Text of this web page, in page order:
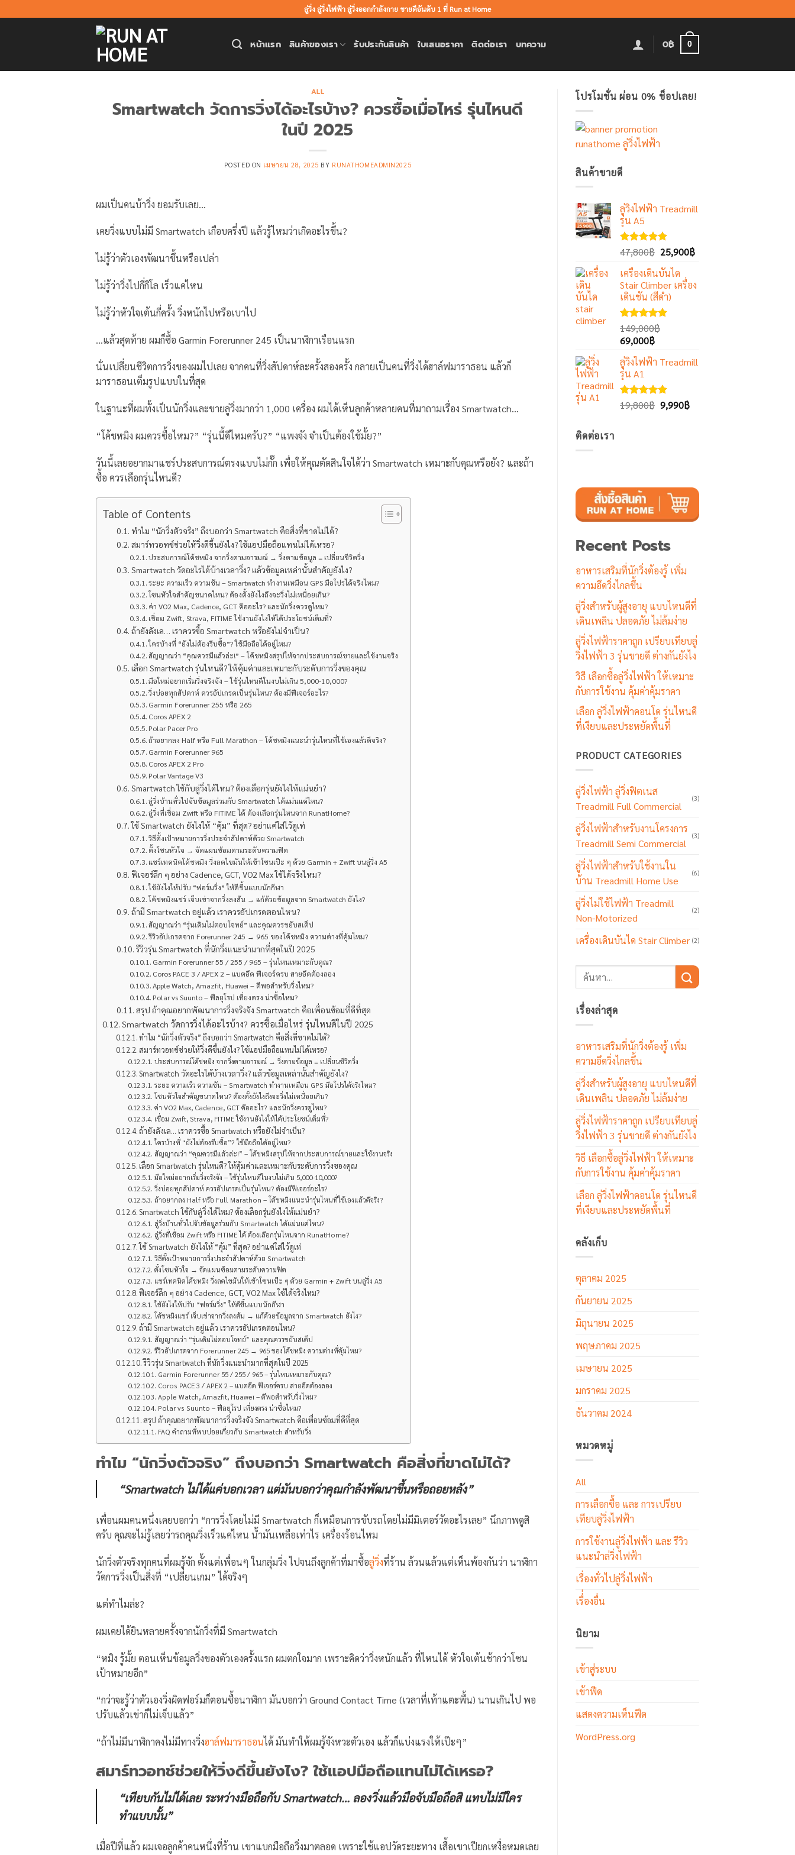
ไป
ลู่วิ่ง ลู่วิ่งไฟฟ้า ลู่วิ่งออกกำลังกาย ขายดีอันดับ 1 ที่ Run at Home
หน้าแรก สินค้าของเรา รับประกันสินค้า ใบเสนอราคา ติดต่อเรา บทความ 0฿ 0
ALL
Smartwatch วัดการวิ่งได้อะไรบ้าง? ควรซื้อเมื่อไหร่ รุ่นไหนดี
ในปี 2025
POSTED ON เมษายน 28, 2025 BY RUNATHOMEADMIN2025
ผมเป็นคนบ้าวิ่ง ยอมรับเลย…
เคยวิ่งแบบไม่มี Smartwatch เกือบครึ่งปี แล้วรู้ไหมว่าเกิดอะไรขึ้น?
ไม่รู้ว่าตัวเองพัฒนาขึ้นหรือเปล่า
ไม่รู้ว่าวิ่งไปกี่กิโล เร็วแค่ไหน
ไม่รู้ว่าหัวใจเต้นกี่ครั้ง วิ่งหนักไปหรือเบาไป
…แล้วสุดท้าย ผมก็ซื้อ Garmin Forerunner 245 เป็นนาฬิกาเรือนแรก
นั่นเปลี่ยนชีวิตการวิ่งของผมไปเลย จากคนที่วิ่งสัปดาห์ละครั้งสองครั้ง กลายเป็นคนที่วิ่งได้ฮาล์ฟมาราธอน แล้วก็
มาราธอนเต็มรูปแบบในที่สุด
ในฐานะที่ผมทั้งเป็นนักวิ่งและขายลู่วิ่งมากว่า 1,000 เครื่อง ผมได้เห็นลูกค้าหลายคนที่มาถามเรื่อง Smartwatch…
“โค้ชหมิง ผมควรซื้อไหม?” “รุ่นนี้ดีไหมครับ?” “แพงจัง จำเป็นต้องใช้มั้ย?”
วันนี้เลยอยากมาแชร์ประสบการณ์ตรงแบบไม่กั๊ก เพื่อให้คุณตัดสินใจได้ว่า Smartwatch เหมาะกับคุณหรือยัง? และถ้า
ซื้อ ควรเลือกรุ่นไหนดี?
Table of Contents
ทำไม “นักวิ่งตัวจริง” ถึงบอกว่า Smartwatch คือสิ่งที่ขาดไม่ได้?
สมาร์ทวอทช์ช่วยให้วิ่งดีขึ้นยังไง? ใช้แอปมือถือแทนไม่ได้เหรอ?
ประสบการณ์โค้ชหมิง จากวิ่งตามอารมณ์ → วิ่งตามข้อมูล = เปลี่ยนชีวิตวิ่ง
Smartwatch วัดอะไรได้บ้างเวลาวิ่ง? แล้วข้อมูลเหล่านั้นสำคัญยังไง?
ระยะ ความเร็ว ความชัน – Smartwatch ทำงานเหมือน GPS มือโปรได้จริงไหม?
โซนหัวใจสำคัญขนาดไหน? ต้องตั้งยังไงถึงจะวิ่งไม่เหนื่อยเกิน?
ค่า VO2 Max, Cadence, GCT คืออะไร? และนักวิ่งควรดูไหม?
เชื่อม Zwift, Strava, FITIME ใช้งานยังไงให้ได้ประโยชน์เต็มที่?
ถ้ายังลังเล… เราควรซื้อ Smartwatch หรือยังไม่จำเป็น?
ใครบ้างที่ “ยังไม่ต้องรีบซื้อ”? ใช้มือถือได้อยู่ไหม?
สัญญาณว่า “คุณควรมีแล้วล่ะ!” – โค้ชหมิงสรุปให้จากประสบการณ์ขายและใช้งานจริง
เลือก Smartwatch รุ่นไหนดี? ให้คุ้มค่าและเหมาะกับระดับการวิ่งของคุณ
มือใหม่อยากเริ่มวิ่งจริงจัง – ใช้รุ่นไหนดีในงบไม่เกิน 5,000-10,000?
วิ่งบ่อยทุกสัปดาห์ ควรอัปเกรดเป็นรุ่นไหน? ต้องมีฟีเจอร์อะไร?
Garmin Forerunner 255 หรือ 265
Coros APEX 2
Polar Pacer Pro
ถ้าอยากลง Half หรือ Full Marathon – โค้ชหมิงแนะนำรุ่นไหนที่ใช้เองแล้วดีจริง?
Garmin Forerunner 965
Coros APEX 2 Pro
Polar Vantage V3
Smartwatch ใช้กับลู่วิ่งได้ไหม? ต้องเลือกรุ่นยังไงให้แม่นยำ?
ลู่วิ่งบ้านทั่วไปจับข้อมูลร่วมกับ Smartwatch ได้แม่นแค่ไหน?
ลู่วิ่งที่เชื่อม Zwift หรือ FITIME ได้ ต้องเลือกรุ่นไหนจาก RunatHome?
ใช้ Smartwatch ยังไงให้ “คุ้ม” ที่สุด? อย่าแค่ใส่ไว้ดูเท่
วิธีตั้งเป้าหมายการวิ่งประจำสัปดาห์ด้วย Smartwatch
ตั้งโซนหัวใจ → จัดแผนซ้อมตามระดับความฟิต
แชร์เทคนิคโค้ชหมิง วิ่งลดไขมันให้เข้าโซนเป๊ะ ๆ ด้วย Garmin + Zwift บนลู่วิ่ง A5
ฟีเจอร์ลึก ๆ อย่าง Cadence, GCT, VO2 Max ใช้ได้จริงไหม?
ใช้ยังไงให้ปรับ “ฟอร์มวิ่ง” ให้ดีขึ้นแบบนักกีฬา
โค้ชหมิงแชร์ เจ็บเข่าจากวิ่งลงส้น → แก้ด้วยข้อมูลจาก Smartwatch ยังไง?
ถ้ามี Smartwatch อยู่แล้ว เราควรอัปเกรดตอนไหน?
สัญญาณว่า “รุ่นเดิมไม่ตอบโจทย์” และคุณควรขยับสเต็ป
รีวิวอัปเกรดจาก Forerunner 245 → 965 ของโค้ชหมิง ความต่างที่คุ้มไหม?
รีวิวรุ่น Smartwatch ที่นักวิ่งแนะนำมากที่สุดในปี 2025
Garmin Forerunner 55 / 255 / 965 – รุ่นไหนเหมาะกับคุณ?
Coros PACE 3 / APEX 2 – แบตอึด ฟีเจอร์ครบ สายอึดต้องลอง
Apple Watch, Amazfit, Huawei – ดีพอสำหรับวิ่งไหม?
Polar vs Suunto – ฟีลยุโรป เที่ยงตรง น่าซื้อไหม?
สรุป ถ้าคุณอยากพัฒนาการวิ่งจริงจัง Smartwatch คือเพื่อนซ้อมที่ดีที่สุด
Smartwatch วัดการวิ่งได้อะไรบ้าง? ควรซื้อเมื่อไหร่ รุ่นไหนดีในปี 2025
ทำไม “นักวิ่งตัวจริง” ถึงบอกว่า Smartwatch คือสิ่งที่ขาดไม่ได้?
สมาร์ทวอทช์ช่วยให้วิ่งดีขึ้นยังไง? ใช้แอปมือถือแทนไม่ได้เหรอ?
ประสบการณ์โค้ชหมิง จากวิ่งตามอารมณ์ → วิ่งตามข้อมูล = เปลี่ยนชีวิตวิ่ง
Smartwatch วัดอะไรได้บ้างเวลาวิ่ง? แล้วข้อมูลเหล่านั้นสำคัญยังไง?
ระยะ ความเร็ว ความชัน – Smartwatch ทำงานเหมือน GPS มือโปรได้จริงไหม?
โซนหัวใจสำคัญขนาดไหน? ต้องตั้งยังไงถึงจะวิ่งไม่เหนื่อยเกิน?
ค่า VO2 Max, Cadence, GCT คืออะไร? และนักวิ่งควรดูไหม?
เชื่อม Zwift, Strava, FITIME ใช้งานยังไงให้ได้ประโยชน์เต็มที่?
ถ้ายังลังเล… เราควรซื้อ Smartwatch หรือยังไม่จำเป็น?
ใครบ้างที่ “ยังไม่ต้องรีบซื้อ”? ใช้มือถือได้อยู่ไหม?
สัญญาณว่า “คุณควรมีแล้วล่ะ!” – โค้ชหมิงสรุปให้จากประสบการณ์ขายและใช้งานจริง
เลือก Smartwatch รุ่นไหนดี? ให้คุ้มค่าและเหมาะกับระดับการวิ่งของคุณ
มือใหม่อยากเริ่มวิ่งจริงจัง – ใช้รุ่นไหนดีในงบไม่เกิน 5,000-10,000?
วิ่งบ่อยทุกสัปดาห์ ควรอัปเกรดเป็นรุ่นไหน? ต้องมีฟีเจอร์อะไร?
ถ้าอยากลง Half หรือ Full Marathon – โค้ชหมิงแนะนำรุ่นไหนที่ใช้เองแล้วดีจริง?
Smartwatch ใช้กับลู่วิ่งได้ไหม? ต้องเลือกรุ่นยังไงให้แม่นยำ?
ลู่วิ่งบ้านทั่วไปจับข้อมูลร่วมกับ Smartwatch ได้แม่นแค่ไหน?
ลู่วิ่งที่เชื่อม Zwift หรือ FITIME ได้ ต้องเลือกรุ่นไหนจาก RunatHome?
ใช้ Smartwatch ยังไงให้ “คุ้ม” ที่สุด? อย่าแค่ใส่ไว้ดูเท่
วิธีตั้งเป้าหมายการวิ่งประจำสัปดาห์ด้วย Smartwatch
ตั้งโซนหัวใจ → จัดแผนซ้อมตามระดับความฟิต
แชร์เทคนิคโค้ชหมิง วิ่งลดไขมันให้เข้าโซนเป๊ะ ๆ ด้วย Garmin + Zwift บนลู่วิ่ง A5
ฟีเจอร์ลึก ๆ อย่าง Cadence, GCT, VO2 Max ใช้ได้จริงไหม?
ใช้ยังไงให้ปรับ “ฟอร์มวิ่ง” ให้ดีขึ้นแบบนักกีฬา
โค้ชหมิงแชร์ เจ็บเข่าจากวิ่งลงส้น → แก้ด้วยข้อมูลจาก Smartwatch ยังไง?
ถ้ามี Smartwatch อยู่แล้ว เราควรอัปเกรดตอนไหน?
สัญญาณว่า “รุ่นเดิมไม่ตอบโจทย์” และคุณควรขยับสเต็ป
รีวิวอัปเกรดจาก Forerunner 245 → 965 ของโค้ชหมิง ความต่างที่คุ้มไหม?
รีวิวรุ่น Smartwatch ที่นักวิ่งแนะนำมากที่สุดในปี 2025
Garmin Forerunner 55 / 255 / 965 – รุ่นไหนเหมาะกับคุณ?
Coros PACE 3 / APEX 2 – แบตอึด ฟีเจอร์ครบ สายอึดต้องลอง
Apple Watch, Amazfit, Huawei – ดีพอสำหรับวิ่งไหม?
Polar vs Suunto – ฟีลยุโรป เที่ยงตรง น่าซื้อไหม?
สรุป ถ้าคุณอยากพัฒนาการวิ่งจริงจัง Smartwatch คือเพื่อนซ้อมที่ดีที่สุด
FAQ คำถามที่พบบ่อยเกี่ยวกับ Smartwatch สำหรับวิ่ง
ทำไม “นักวิ่งตัวจริง” ถึงบอกว่า Smartwatch คือสิ่งที่ขาดไม่ได้?
“Smartwatch ไม่ได้แค่บอกเวลา แต่มันบอกว่าคุณกำลังพัฒนาขึ้นหรือถอยหลัง”
เพื่อนผมคนหนึ่งเคยบอกว่า “การวิ่งโดยไม่มี Smartwatch ก็เหมือนการขับรถโดยไม่มีมิเตอร์วัดอะไรเลย” นึกภาพดูสิ
ครับ คุณจะไม่รู้เลยว่ารถคุณวิ่งเร็วแค่ไหน น้ำมันเหลือเท่าไร เครื่องร้อนไหม
นักวิ่งตัวจริงทุกคนที่ผมรู้จัก ตั้งแต่เพื่อนๆ ในกลุ่มวิ่ง ไปจนถึงลูกค้าที่มาซื้อลู่วิ่งที่ร้าน ล้วนแล้วแต่เห็นพ้องกันว่า นาฬิกา
วัดการวิ่งเป็นสิ่งที่ “เปลี่ยนเกม” ได้จริงๆ
แต่ทำไมล่ะ?
ผมเคยได้ยินหลายครั้งจากนักวิ่งที่มี Smartwatch
“หมิง รู้มั้ย ตอนเห็นข้อมูลวิ่งของตัวเองครั้งแรก ผมตกใจมาก เพราะคิดว่าวิ่งหนักแล้ว ที่ไหนได้ หัวใจเต้นช้ากว่าโซน
เป้าหมายอีก”
“กว่าจะรู้ว่าตัวเองวิ่งผิดฟอร์มก็ตอนซื้อนาฬิกา มันบอกว่า Ground Contact Time (เวลาที่เท้าแตะพื้น) นานเกินไป พอ
ปรับแล้วเข่าก็ไม่เจ็บแล้ว”
“ถ้าไม่มีนาฬิกาคงไม่มีทางวิ่งฮาล์ฟมาราธอนได้ มันทำให้ผมรู้จังหวะตัวเอง แล้วก็แบ่งแรงให้เป๊ะๆ”
สมาร์ทวอทช์ช่วยให้วิ่งดีขึ้นยังไง? ใช้แอปมือถือแทนไม่ได้เหรอ?
“เทียบกันไม่ได้เลย ระหว่างมือถือกับ Smartwatch… ลองวิ่งแล้วมือจับมือถือสิ แทบไม่มีใคร
ทำแบบนั้น”
เมื่อปีที่แล้ว ผมเจอลูกค้าคนหนึ่งที่ร้าน เขาแบกมือถือวิ่งมาตลอด เพราะใช้แอปวัดระยะทาง เสื้อเขาเปียกเหงื่อหมดเลย
โปรโมชั่น ผ่อน 0% ช็อปเลย!
สินค้าขายดี
ลู่วิ่งไฟฟ้า Treadmill
รุ่น A5
ให้คะแนน
5.00
ตั้งแต่
1-5
คะแนน
47,800฿ Original
was:
47,800฿.
25,900฿Current
25,900฿.
เครื่องเดินบันได
Stair Climber เครื่อง
เดินชัน (สีดำ)
ให้คะแนน
5.00ตั้งแต่
1-5
คะแนน
149,000฿
Original
was:
149,000฿.
69,000฿Current
is:
ลู่วิ่งไฟฟ้า Treadmill
รุ่น A1
ให้คะแนน
5.00
ตั้งแต่
19,800฿ Original
9,990฿Current
ติดต่อเรา
Recent Posts
อาหารเสริมที่นักวิ่งต้องรู้ เพิ่ม
ความอึดวิ่งไกลขึ้น
ลู่วิ่งสำหรับผู้สูงอายุ แบบไหนดีที่
เดินเพลิน ปลอดภัย ไม่ล้มง่าย
ลู่วิ่งไฟฟ้าราคาถูก เปรียบเทียบลู่
วิ่งไฟฟ้า 3 รุ่นขายดี ต่างกันยังไง
วิธี เลือกซื้อลู่วิ่งไฟฟ้า ให้เหมาะ
กับการใช้งาน คุ้มค่าคุ้มราคา
เลือก ลู่วิ่งไฟฟ้าคอนโด รุ่นไหนดี
ที่เงียบและประหยัดพื้นที่
PRODUCT CATEGORIES
ลู่วิ่งไฟฟ้า ลู่วิ่งฟิตเนส
Treadmill Full Commercial
(3)
ลู่วิ่งไฟฟ้าสำหรับงานโครงการ
Treadmill Semi Commercial
(3)
ลู่วิ่งไฟฟ้าสำหรับใช้งานใน
บ้าน Treadmill Home Use
(6)
ลู่วิ่งไม่ใช้ไฟฟ้า Treadmill
Non-Motorized
(2)
เครื่องเดินบันได Stair Climber (2)
เรื่องล่าสุด
อาหารเสริมที่นักวิ่งต้องรู้ เพิ่ม
ความอึดวิ่งไกลขึ้น
ลู่วิ่งสำหรับผู้สูงอายุ แบบไหนดีที่
เดินเพลิน ปลอดภัย ไม่ล้มง่าย
ลู่วิ่งไฟฟ้าราคาถูก เปรียบเทียบลู่
วิ่งไฟฟ้า 3 รุ่นขายดี ต่างกันยังไง
วิธี เลือกซื้อลู่วิ่งไฟฟ้า ให้เหมาะ
กับการใช้งาน คุ้มค่าคุ้มราคา
เลือก ลู่วิ่งไฟฟ้าคอนโด รุ่นไหนดี
ที่เงียบและประหยัดพื้นที่
คลังเก็บ
ตุลาคม 2025
กันยายน 2025
มิถุนายน 2025
พฤษภาคม 2025
เมษายน 2025
มกราคม 2025
ธันวาคม 2024
หมวดหมู่
All
การเลือกซื้อ และ การเปรียบ
เทียบลู่วิ่งไฟฟ้า
การใช้งานลู่วิ่งไฟฟ้า และ รีวิว
แนะนำล่วิ่งไฟฟ้า
เรื่องทั่วไปลู่วิ่งไฟฟ้า
เรื่่องอื่น
นิยาม
เข้าสู่ระบบ
เข้าฟีด
แสดงความเห็นฟีด
WordPress.org